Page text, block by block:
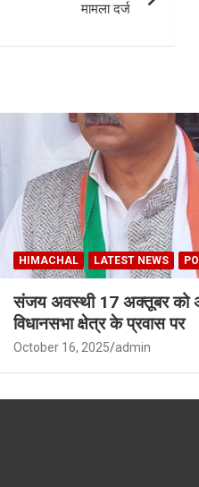
मामला दर्ज
HIMACHAL LATEST NEWS
संजय अवस्थी 17 अक्तूबर को
विधानसभा क्षेत्र के प्रवास पर
October 16, 2025 admin